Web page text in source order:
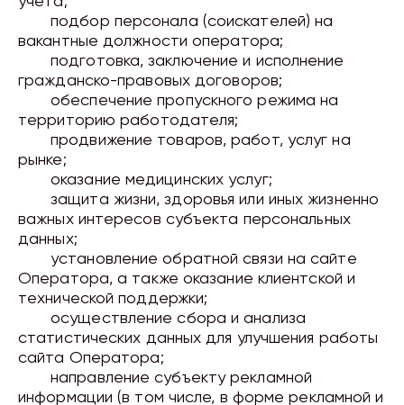
подбор персонала (соискателей) на
вакантные должности оператора;
подготовка, заключение и исполнение
гражданско-правовых договоров;
обеспечение пропускного режима на
территорию работодателя;
продвижение товаров, работ, услуг на
рынке;
оказание медицинских услуг;
защита жизни, здоровья или иных жизненно
важных интересов субъекта персональных
данных;
установление обратной связи на сайте
Оператора, а также оказание клиентской и
технической поддержки;
осуществление сбора и анализа
статистических данных для улучшения работы
сайта Оператора;
направление субъекту рекламной
информации (в том числе, в форме рекламной и